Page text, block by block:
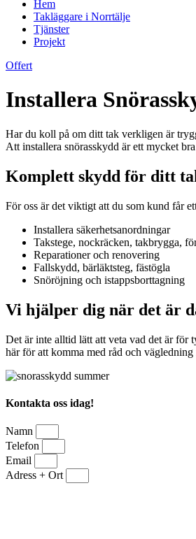
Hem
Takläggare i Norrtälje
Tjänster
Projekt
Offert
Installera
Har du koll på om ditt tak verkligen är
Att installera snörasskydd är ett mycket
Komplett skydd för ditt
För oss är det viktigt att du som kund får
Installera säkerhetsanordningar
Takstege, nockräcken, takbrygga,
Reparationer och renovering
Fallskydd, bärläktsteg, fästögla
Snöröjning och istappsborttagning
Vi hjälper dig när det är
Det är inte alltid lätt att veta vad det är för
här för att komma med råd och
Kontakta oss idag!
Namn
Telefon
Email
Adress + Ort